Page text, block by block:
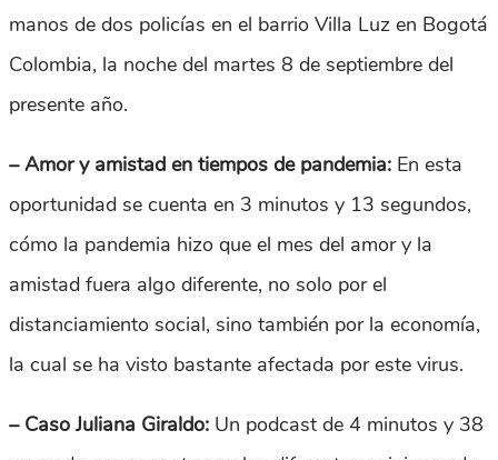
manos de dos policías en el barrio Villa Luz en Bogotá
Colombia, la noche del martes 8 de septiembre del
presente año.
– Amor y amistad en tiempos de pandemia: En esta
oportunidad se cuenta en 3 minutos y 13 segundos,
cómo la pandemia hizo que el mes del amor y la
amistad fuera algo diferente, no solo por el
distanciamiento social, sino también por la economía,
la cual se ha visto bastante afectada por este virus.
– Caso Juliana Giraldo: Un podcast de 4 minutos y 38